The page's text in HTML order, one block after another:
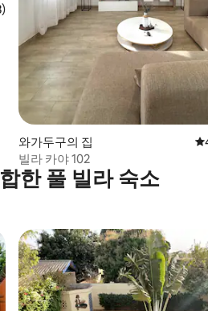
(5점 만점), 후기 13개
와가두구의 집
빌라 카야 102
한 풀 빌라 숙소